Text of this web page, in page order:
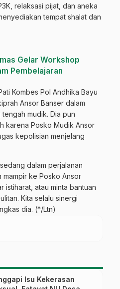
relaksasi pijat, dan aneka
tempat shalat dan
Gelar Workshop
Pembelajaran
Kombes Pol Andhika Bayu
Ansor Banser dalam
mudik. Dia pun
karena Posko Mudik Ansor
kepolisian menjelang
dalam perjalanan
mampir ke Posko Ansor
istiharat, atau minta bantuan
Kita selalu sinergi
dia. (*/Ltn)
Isu Kekerasan